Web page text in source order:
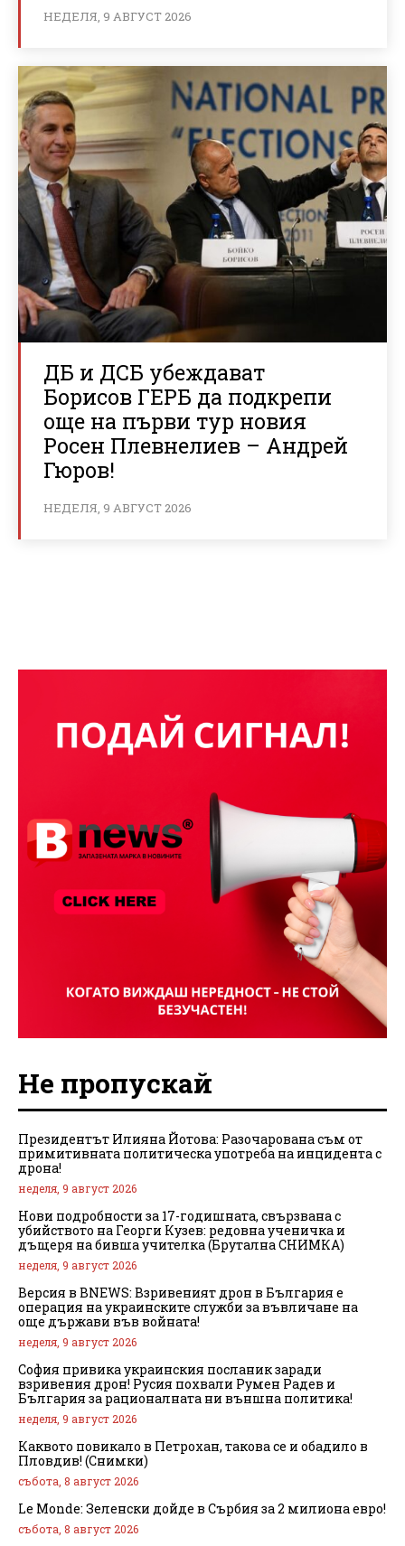
НЕДЕЛЯ, 9 АВГУСТ 2026
ДБ и ДСБ убеждават
Борисов ГЕРБ да подкрепи
още на първи тур новия
Росен Плевнелиев – Андрей
Гюров!
НЕДЕЛЯ, 9 АВГУСТ 2026
Не пропускай
Президентът Илияна Йотова: Разочарована съм от
примитивната политическа употреба на инцидента с
дрона!
неделя, 9 август 2026
Нови подробности за 17-годишната, свързвана с
убийството на Георги Кузев: редовна ученичка и
дъщеря на бивша учителка (Брутална СНИМКА)
неделя, 9 август 2026
Версия в BNEWS: Взривеният дрон в България е
операция на украинските служби за въвличане на
още държави във войната!
неделя, 9 август 2026
София привика украинския посланик заради
взривения дрон! Русия похвали Румен Радев и
България за рационалната ни външна политика!
неделя, 9 август 2026
Каквото повикало в Петрохан, такова се и обадило в
Пловдив! (Снимки)
събота, 8 август 2026
Le Monde: Зеленски дойде в Сърбия за 2 милиона евро!
събота, 8 август 2026